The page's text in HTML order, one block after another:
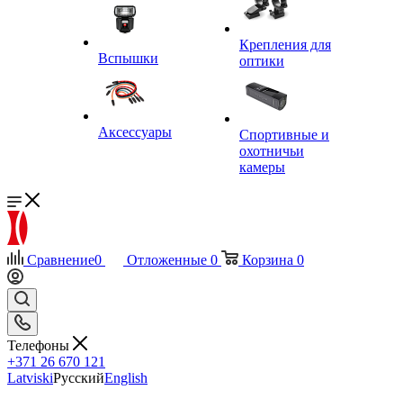
Вспышки
Аксессуары
Крепления для
оптики
Спортивные и
охотничьи
камеры
Сравнение0 Отложенные 0 Корзина 0
Телефоны
+371 26 670 121
LatviskiРусскийEnglish